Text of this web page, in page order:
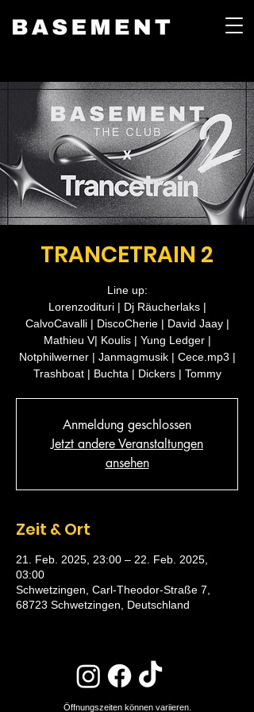
TRANCETRAIN 2
Line up:
Lorenzodituri | Dj Räucherlaks |
CalvoCavalli | DiscoCherie | David Jaay |
Mathieu V| Koulis | Yung Ledger |
Notphilwerner | Janmagmusik | Cece.mp3 |
Trashboat | Buchta | Dickers | Tommy
Anmeldung geschlossen
Jetzt andere Veranstaltungen
ansehen
Zeit & Ort
21. Feb. 2025, 23:00 – 22. Feb. 2025,
03:00
Schwetzingen, Carl-Theodor-Straße 7,
68723 Schwetzingen, Deutschland
Öffnungszeiten können variieren.